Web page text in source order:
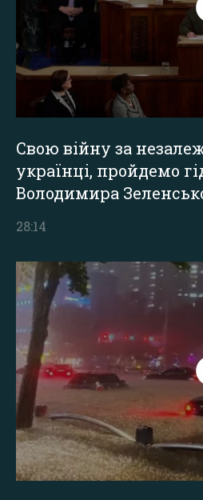
Свою війну за
українці, пройдемо
Володимира
28:14